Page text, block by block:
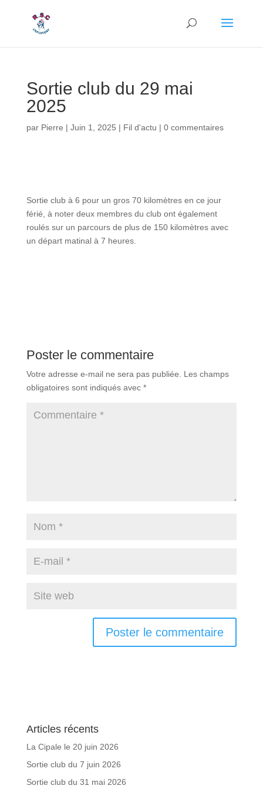
Sortie club du 29 mai
2025
par Pierre | Juin 1, 2025 | Fil d'actu | 0 commentaires
Sortie club à 6 pour un gros 70 kilomètres en ce jour
férié, à noter deux membres du club ont également
roulés sur un parcours de plus de 150 kilomètres avec
un départ matinal à 7 heures.
Poster le commentaire
Votre adresse e-mail ne sera pas publiée.
Les champs
obligatoires sont indiqués avec *
Articles récents
La Cipale le 20 juin 2026
Sortie club du 7 juin 2026
Sortie club du 31 mai 2026